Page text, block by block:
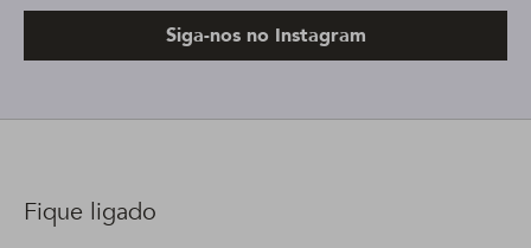
Siga-nos no Instagram
Fique ligado